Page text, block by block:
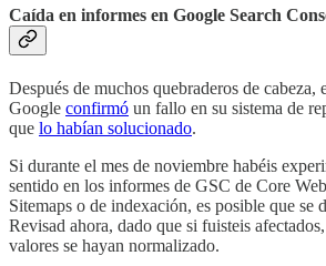
Caída en informes en Google Search
Después de muchos quebraderos de
Google confirmó un fallo en su sistema de
que lo habían solucionado.
Si durante el mes de noviembre habéis
sentido en los informes de GSC de Core
Sitemaps o de indexación, es posible que se
Revisad ahora, dado que si fuisteis
valores se hayan normalizado.